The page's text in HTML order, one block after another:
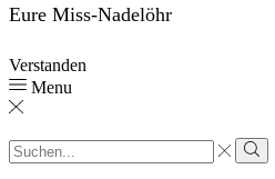
Eure Miss-Nadelöhr
Verstanden
Menu
Sucheingabe